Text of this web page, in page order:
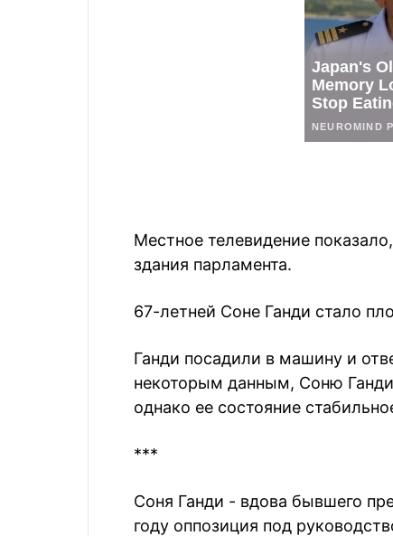
Местное телевидение
здания парламента.
67-летней Соне Ганди стало
Ганди посадили в машину и
некоторым данным, Соню Ганди
однако ее состояние
***
Соня Ганди - вдова бывшего
году оппозиция под